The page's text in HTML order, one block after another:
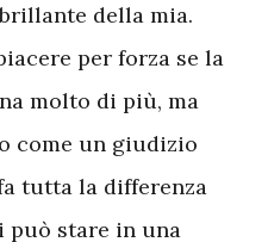
della mia.
per forza se la
molto di più, ma
come un giudizio
tutta la differenza
può stare in una